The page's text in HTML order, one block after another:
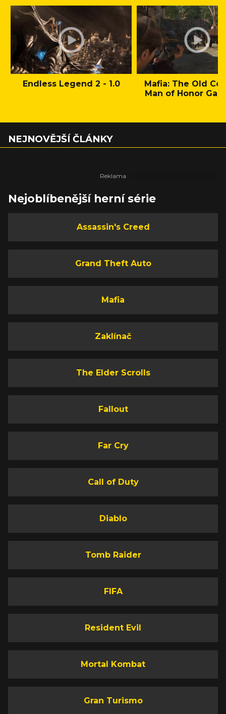
Endless Legend 2 - 1.0
Mafia: The Old
Man of Honor
NEJNOVĚJŠÍ ČLÁNKY
Nejoblíbenější herní série
Assassin's Creed
Grand Theft Auto
Mafia
Zaklínač
The Elder Scrolls
Fallout
Far Cry
Call of Duty
Diablo
Tomb Raider
FIFA
Resident Evil
Mortal Kombat
Gran Turismo